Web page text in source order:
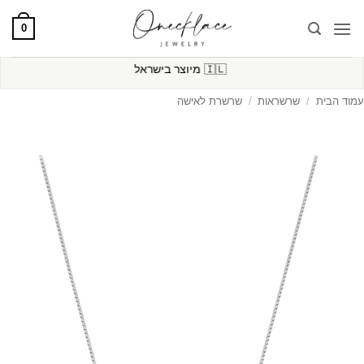
0
🇮🇱מיוצר בישראל
עמוד הבית / שרשראות / שרשרת לאישה